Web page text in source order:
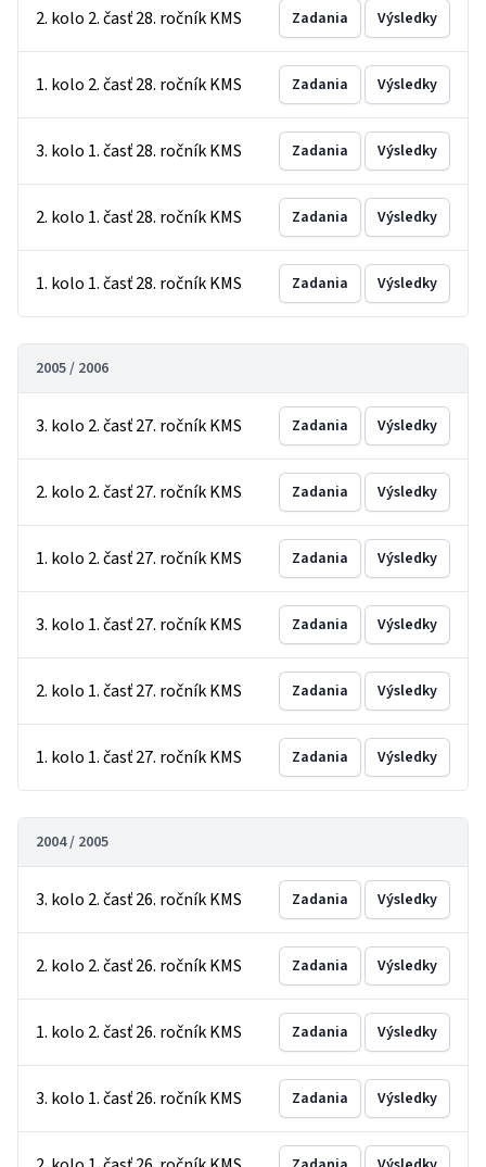
2. kolo 2. časť 28. ročník KMS Zadania Výsledky
1. kolo 2. časť 28. ročník KMS Zadania Výsledky
3. kolo 1. časť 28. ročník KMS Zadania Výsledky
2. kolo 1. časť 28. ročník KMS Zadania Výsledky
1. kolo 1. časť 28. ročník KMS Zadania Výsledky
2005 / 2006
3. kolo 2. časť 27. ročník KMS Zadania Výsledky
2. kolo 2. časť 27. ročník KMS Zadania Výsledky
1. kolo 2. časť 27. ročník KMS Zadania Výsledky
3. kolo 1. časť 27. ročník KMS Zadania Výsledky
2. kolo 1. časť 27. ročník KMS Zadania Výsledky
1. kolo 1. časť 27. ročník KMS Zadania Výsledky
2004 / 2005
3. kolo 2. časť 26. ročník KMS Zadania Výsledky
2. kolo 2. časť 26. ročník KMS Zadania Výsledky
1. kolo 2. časť 26. ročník KMS Zadania Výsledky
3. kolo 1. časť 26. ročník KMS Zadania Výsledky